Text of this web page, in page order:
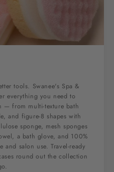
tools. Swanee's Spa &
everything you need to
— from multi-texture bath
and figure-8 shapes with
sponge, mesh sponges
a bath glove, and 100%
salon use. Travel-ready
round out the collection